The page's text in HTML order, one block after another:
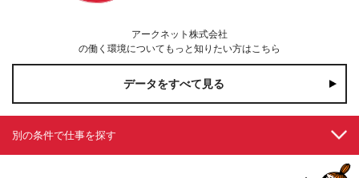
アークネット株式会社
の働く環境についてもっと知りたい方はこちら
データをすべて見る
別の条件で仕事を探す